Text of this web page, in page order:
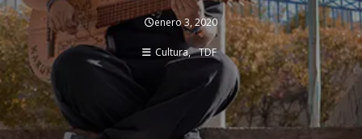
enero 3, 2020
Cultura TDF